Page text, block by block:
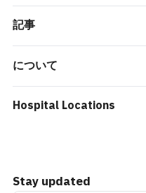
記事
について
Hospital Locations
Stay updated